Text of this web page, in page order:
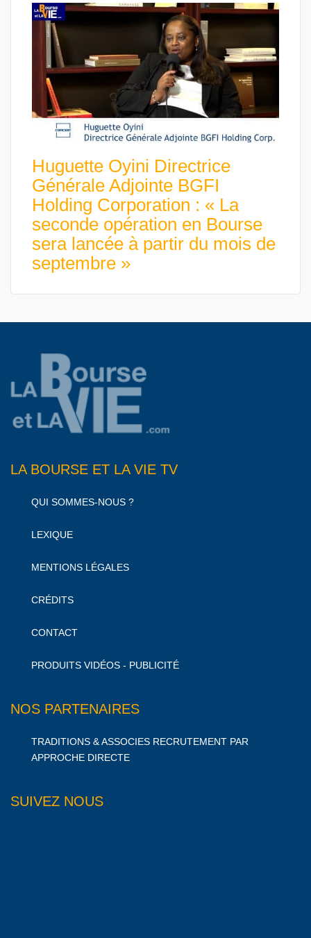
Huguette Oyini Directrice
Générale Adjointe BGFI
Holding Corporation : « La
seconde opération en Bourse
sera lancée à partir du mois de
septembre »
LA BOURSE ET LA VIE TV
QUI SOMMES-NOUS ?
LEXIQUE
MENTIONS LÉGALES
CRÉDITS
CONTACT
PRODUITS VIDÉOS - PUBLICITÉ
NOS PARTENAIRES
TRADITIONS & ASSOCIES RECRUTEMENT PAR
APPROCHE DIRECTE
SUIVEZ NOUS